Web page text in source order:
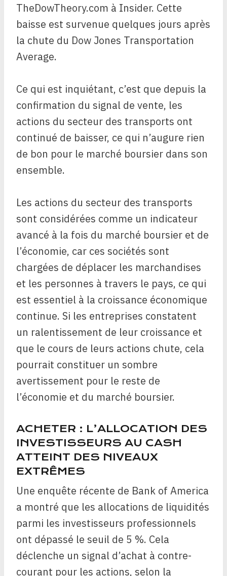
TheDowTheory.com à Insider. Cette
baisse est survenue quelques jours après
la chute du Dow Jones Transportation
Average.
Ce qui est inquiétant, c’est que depuis la
confirmation du signal de vente, les
actions du secteur des transports ont
continué de baisser, ce qui n’augure rien
de bon pour le marché boursier dans son
ensemble.
Les actions du secteur des transports
sont considérées comme un indicateur
avancé à la fois du marché boursier et de
l’économie, car ces sociétés sont
chargées de déplacer les marchandises
et les personnes à travers le pays, ce qui
est essentiel à la croissance économique
continue. Si les entreprises constatent
un ralentissement de leur croissance et
que le cours de leurs actions chute, cela
pourrait constituer un sombre
avertissement pour le reste de
l’économie et du marché boursier.
ACHETER : L’ALLOCATION DES
INVESTISSEURS AU CASH
ATTEINT DES NIVEAUX
EXTRÊMES
Une enquête récente de Bank of America
a montré que les allocations de liquidités
parmi les investisseurs professionnels
ont dépassé le seuil de 5 %. Cela
déclenche un signal d’achat à contre-
courant pour les actions, selon la